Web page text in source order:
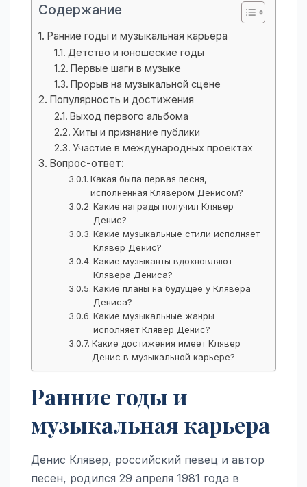
Содержание
Ранние годы и музыкальная карьера
Детство и юношеские годы
Первые шаги в музыке
Прорыв на музыкальной сцене
Популярность и достижения
Выход первого альбома
Хиты и признание публики
Участие в международных проектах
Вопрос-ответ:
Какая была первая песня,
исполненная Клявером Денисом?
Какие награды получил Клявер
Денис?
Какие музыкальные стили исполняет
Клявер Денис?
Какие музыканты вдохновляют
Клявера Дениса?
Какие планы на будущее у Клявера
Дениса?
Какие музыкальные жанры
исполняет Клявер Денис?
Какие достижения имеет Клявер
Денис в музыкальной карьере?
Ранние годы и
музыкальная карьера
Денис Клявер, российский певец и автор
песен, родился 29 апреля 1981 года в